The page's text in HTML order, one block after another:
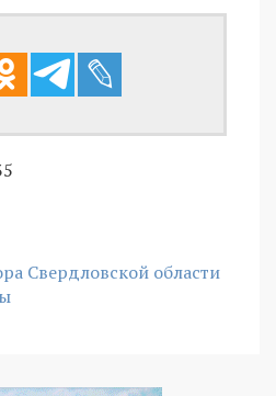
Свердловской области